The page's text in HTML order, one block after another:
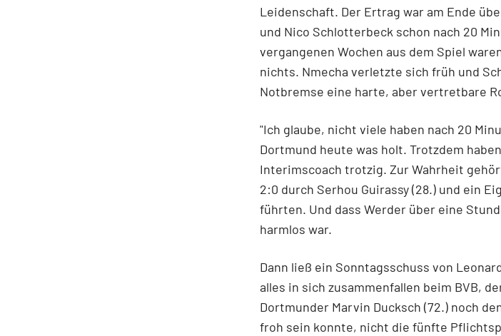
Leidenschaft. Der Ertrag war am Ende
und Nico Schlotterbeck schon nach 20
vergangenen Wochen aus dem Spiel
nichts. Nmecha verletzte sich früh und
Notbremse eine harte, aber vertretbare
"Ich glaube, nicht viele haben nach 20
Dortmund heute was holt. Trotzdem
Interimscoach trotzig. Zur Wahrheit
2:0 durch Serhou Guirassy (28.) und ein
führten. Und dass Werder über eine
harmlos war.
Dann ließ ein Sonntagsschuss von
alles in sich zusammenfallen beim BVB,
Dortmunder Marvin Ducksch (72.) noch
froh sein konnte, nicht die fünfte